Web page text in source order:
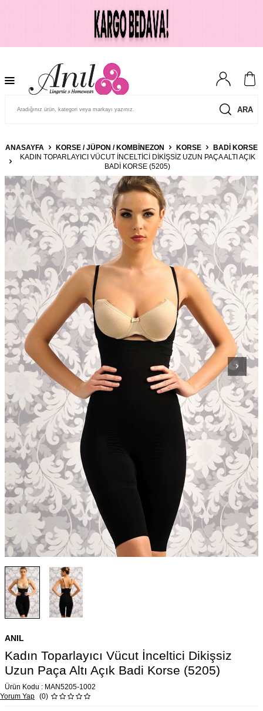
ARA
ANASAYFA KORSE / JÜPON / KOMBINEZON KORSE
BADI KORSE
KADIN TOPARLAYICI VÜCUT İNCELTICI DIKIŞSIZ UZUN PAÇA ALTI AÇIK
BADI KORSE (5205)
ANIL
Kadın Toparlayıcı Vücut İnceltici Dikişsiz
Uzun Paça Altı Açık Badi Korse (5205)
Ürün Kodu : MAN5205-1002
Yorum Yap (0)